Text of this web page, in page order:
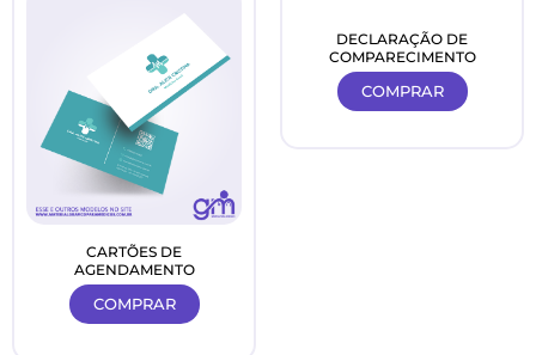
CARTÕES DE
AGENDAMENTO
COMPRAR
DECLARAÇÃO DE
COMPARECIMENTO
COMPRAR